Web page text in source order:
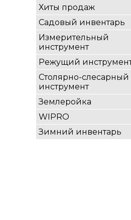
Хиты продаж
Садовый инвентарь
Измерительный
инструмент
Режущий
Столярно-слесарный
инструмент
Землеройка
WIPRO
Зимний инвентарь